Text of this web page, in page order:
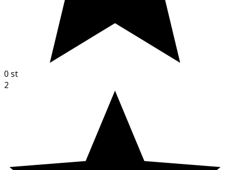
0 st
2